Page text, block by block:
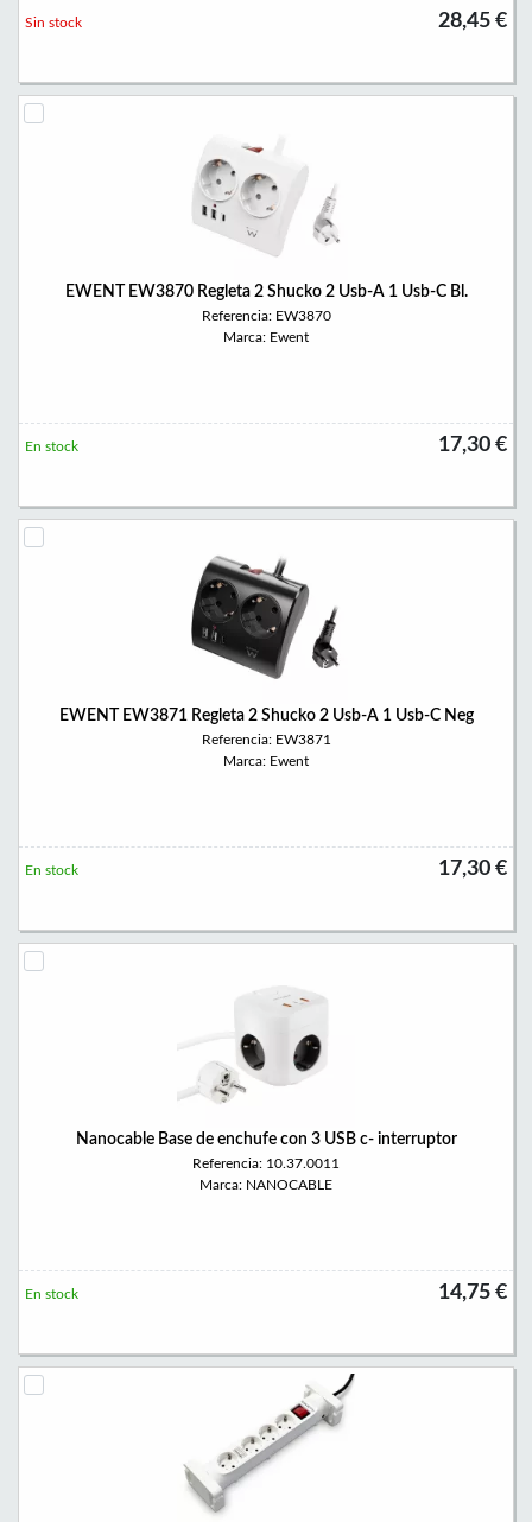
28,45 €
Sin stock
EWENT EW3870 Regleta 2 Shucko 2 Usb-A 1 Usb-C Bl.
Referencia: EW3870
Marca: Ewent
17,30 €
En stock
EWENT EW3871 Regleta 2 Shucko 2 Usb-A 1 Usb-C Neg
Referencia: EW3871
Marca: Ewent
17,30 €
En stock
Nanocable Base de enchufe con 3 USB c- interruptor
Referencia: 10.37.0011
Marca: NANOCABLE
14,75 €
En stock